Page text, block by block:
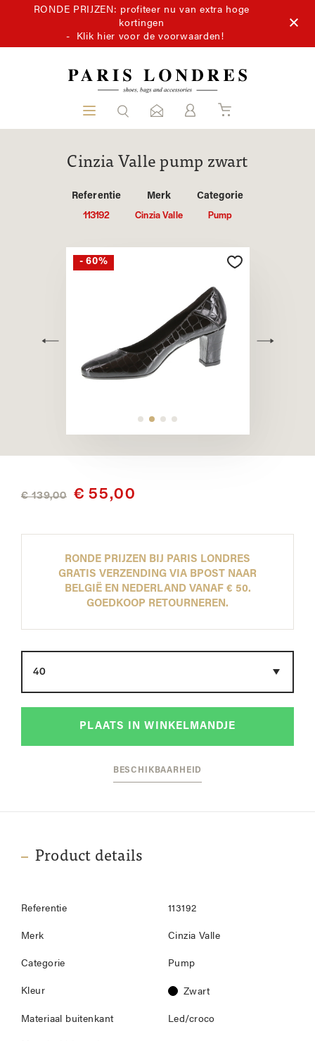
RONDE PRIJZEN: profiteer nu van extra hoge
kortingen
- Klik hier voor de voorwaarden!
Cinzia Valle pump zwart
Referentie
113192
Merk
Cinzia Valle
Categorie
Pump
- 60%
€ 139,00 € 55,00
RONDE PRIJZEN BIJ PARIS LONDRES
GRATIS VERZENDING VIA BPOST NAAR
BELGIË EN NEDERLAND VANAF € 50.
GOEDKOOP RETOURNEREN.
PLAATS IN WINKELMANDJE
BESCHIKBAARHEID
Product details
Referentie 113192
Merk Cinzia Valle
Categorie Pump
Kleur Zwart
Materiaal buitenkant Led/croco